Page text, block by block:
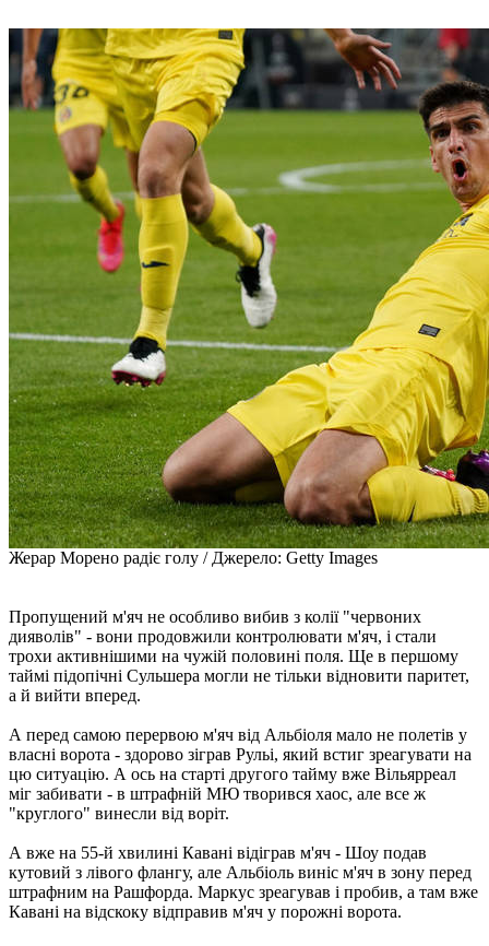
Жерар Морено радіє голу / Джерело: Getty Images
Пропущений м'яч не особливо вибив з колії "червоних
дияволів" - вони продовжили контролювати м'яч, і стали
трохи активнішими на чужій половині поля. Ще в першому
таймі підопічні Сульшера могли не тільки відновити паритет,
а й вийти вперед.
А перед самою перервою м'яч від Альбіоля мало не полетів у
власні ворота - здорово зіграв Рульі, який встиг зреагувати на
цю ситуацію. А ось на старті другого тайму вже Вільярреал
міг забивати - в штрафній МЮ творився хаос, але все ж
"круглого" винесли від воріт.
А вже на 55-й хвилині Кавані відіграв м'яч - Шоу подав
кутовий з лівого флангу, але Альбіоль виніс м'яч в зону перед
штрафним на Рашфорда. Маркус зреагував і пробив, а там вже
Кавані на відскоку відправив м'яч у порожні ворота.